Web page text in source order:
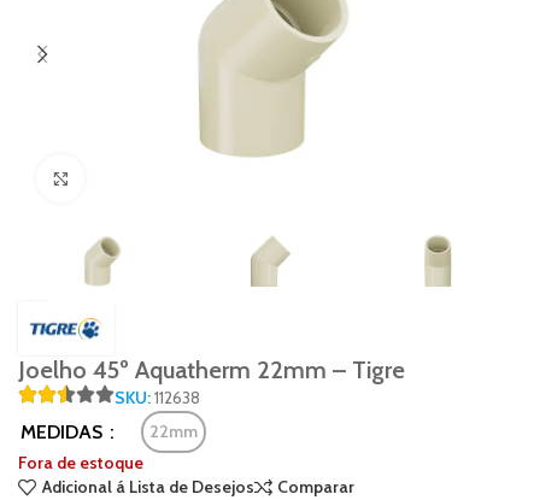
Joelho 45º Aquatherm 22mm – Tigre
SKU:112638
MEDIDAS
22mm
Fora de estoque
Adicional á Lista de Desejos
Comparar